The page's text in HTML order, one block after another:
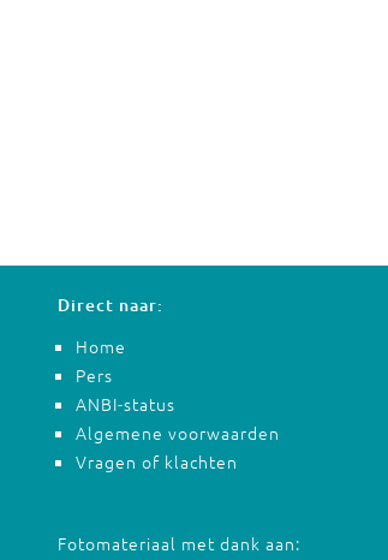
Direct naar:
Home
Pers
ANBI-status
Algemene voorwaarden
Vragen of klachten
Fotomateriaal met dank aan: